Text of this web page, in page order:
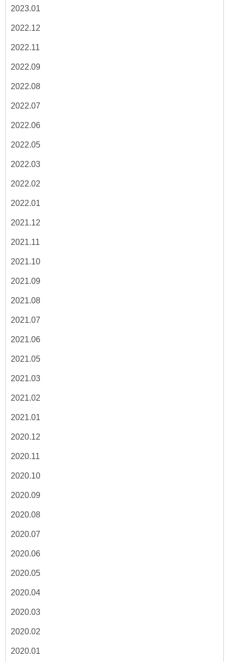
2023.01
2022.12
2022.11
2022.09
2022.08
2022.07
2022.06
2022.05
2022.03
2022.02
2022.01
2021.12
2021.11
2021.10
2021.09
2021.08
2021.07
2021.06
2021.05
2021.03
2021.02
2021.01
2020.12
2020.11
2020.10
2020.09
2020.08
2020.07
2020.06
2020.05
2020.04
2020.03
2020.02
2020.01